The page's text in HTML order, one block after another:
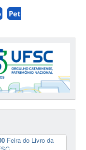
Pet
Feira do Livro da